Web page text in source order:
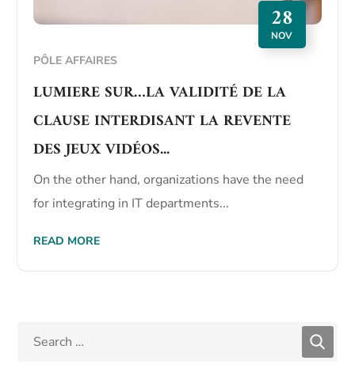
28
NOV
PÔLE AFFAIRES
LUMIERE SUR…LA VALIDITÉ DE LA
CLAUSE INTERDISANT LA REVENTE
DES JEUX VIDÉOS...
On the other hand, organizations have the need
for integrating in IT departments...
READ MORE